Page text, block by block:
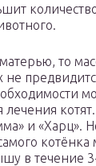
то
не
лечения
и «Харц».
котёнка
в течение